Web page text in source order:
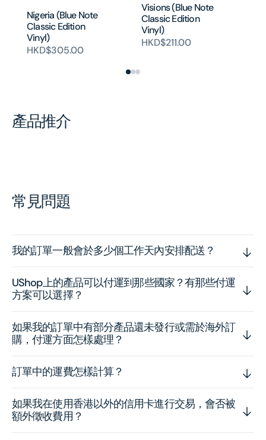
Nigeria (Blue Note
Classic Edition
Vinyl)
HKD$305.00
Visions (Blue Note
Classic Edition
Vinyl)
HKD$211.00
產品推介
常見問題
我的訂單一般會於多少個工作天內安排配送？
UShop上的產品可以付運到那些國家？有那些付運
方案可以選擇？
如果我的訂單中有部分產品還未發行或需於海外訂
購，付運方面怎樣處理？
訂單中的運費怎樣計算？
如果我在使用香港以外的信用卡進行交易，會否被
額外徵收費用？